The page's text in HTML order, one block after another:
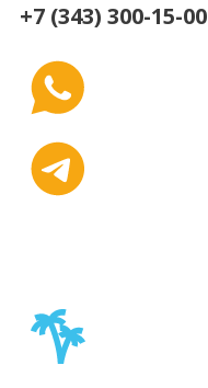
+7 (343) 300-15-00